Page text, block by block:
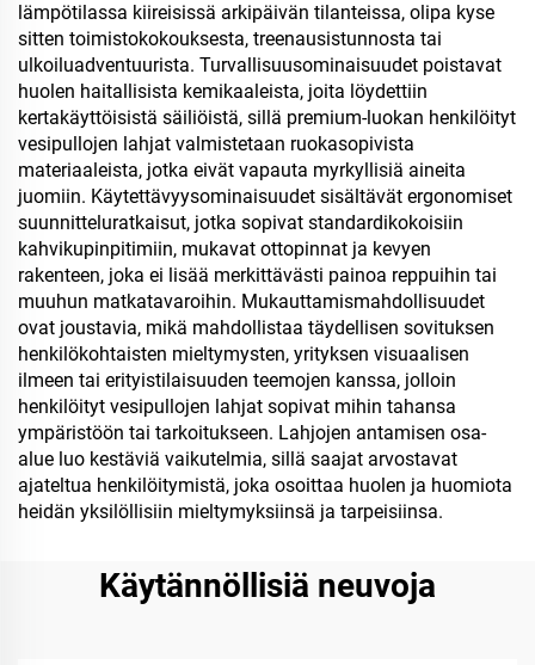
lämpötilassa kiireisissä arkipäivän tilanteissa, olipa kyse
sitten toimistokokouksesta, treenausistunnosta tai
ulkoiluadventuurista. Turvallisuusominaisuudet poistavat
huolen haitallisista kemikaaleista, joita löydettiin
kertakäyttöisistä säiliöistä, sillä premium-luokan henkilöityt
vesipullojen lahjat valmistetaan ruokasopivista
materiaaleista, jotka eivät vapauta myrkyllisiä aineita
juomiin. Käytettävyysominaisuudet sisältävät ergonomiset
suunnitteluratkaisut, jotka sopivat standardikokoisiin
kahvikupinpitimiin, mukavat ottopinnat ja kevyen
rakenteen, joka ei lisää merkittävästi painoa reppuihin tai
muuhun matkatavaroihin. Mukauttamismahdollisuudet
ovat joustavia, mikä mahdollistaa täydellisen sovituksen
henkilökohtaisten mieltymysten, yrityksen visuaalisen
ilmeen tai erityistilaisuuden teemojen kanssa, jolloin
henkilöityt vesipullojen lahjat sopivat mihin tahansa
ympäristöön tai tarkoitukseen. Lahjojen antamisen osa-
alue luo kestäviä vaikutelmia, sillä saajat arvostavat
ajateltua henkilöitymistä, joka osoittaa huolen ja huomiota
heidän yksilöllisiin mieltymyksiinsä ja tarpeisiinsa.
Käytännöllisiä neuvoja